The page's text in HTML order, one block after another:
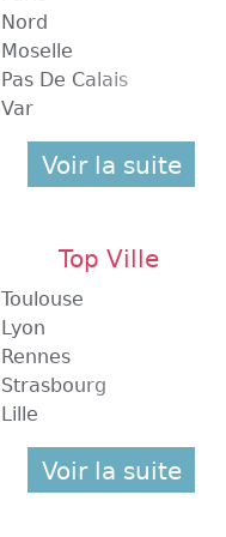
Nord
Moselle
Pas De Calais
Var
Voir la suite
Top Ville
Toulouse
Lyon
Rennes
Strasbourg
Lille
Voir la suite